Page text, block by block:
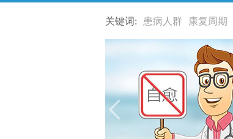
关键词: 患病人群 康复周期